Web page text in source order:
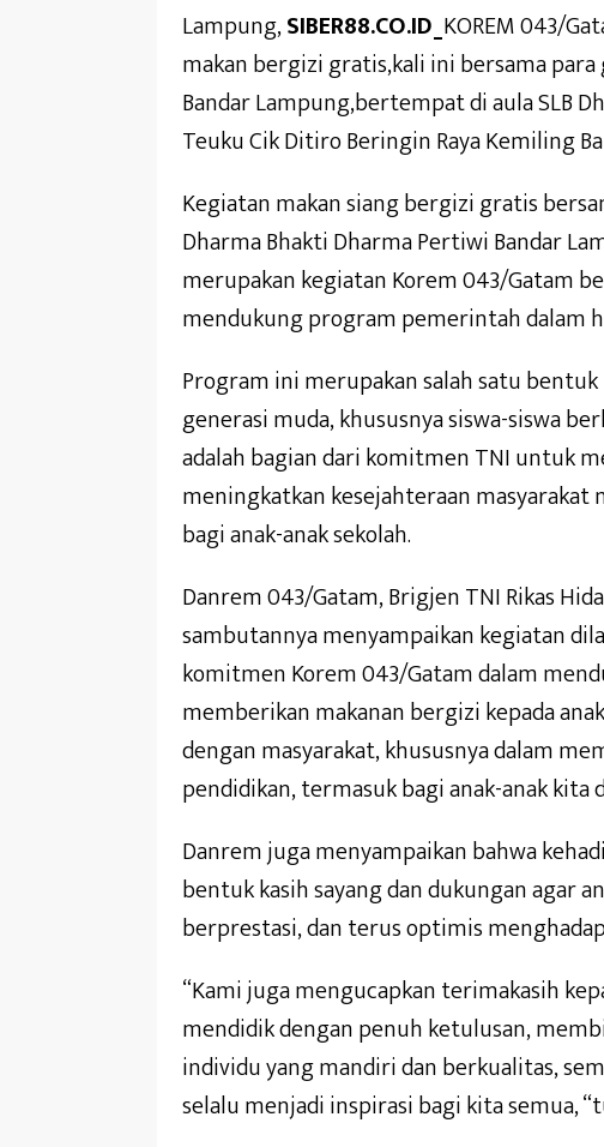
Lampung,SIBER88.CO.ID_KOREM 043/
makan bergizi gratis,kali ini bersama
Bandar Lampung,bertempat di aula SLB
Teuku Cik Ditiro Beringin Raya Kemiling
Kegiatan makan siang bergizi gratis
Dharma Bhakti Dharma Pertiwi Bandar
merupakan kegiatan Korem 043/Gatam
mendukung program pemerintah dalam
Program ini merupakan salah satu
generasi muda, khususnya siswa-siswa
adalah bagian dari komitmen TNI untuk
meningkatkan kesejahteraan
bagi anak-anak sekolah.
Danrem 043/Gatam, Brigjen TNI Rikas
sambutannya menyampaikan kegiatan
komitmen Korem 043/Gatam dalam
memberikan makanan bergizi kepada
dengan masyarakat, khususnya dalam
pendidikan, termasuk bagi anak-anak kita
Danrem juga menyampaikan bahwa
bentuk kasih sayang dan dukungan agar
berprestasi, dan terus optimis
“Kami juga mengucapkan terimakasih
mendidik dengan penuh ketulusan,
individu yang mandiri dan berkualitas,
selalu menjadi inspirasi bagi kita semua,